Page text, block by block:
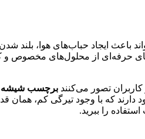
ایجاد حباب‌های هوا، بلند شدن
حرفه‌ای از محلول‌های مخصوص و
تصور می‌کنند برچسب شیشه
را ببرید.